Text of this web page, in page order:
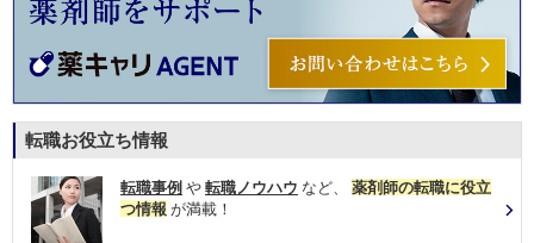
転職お役立ち情報
転職事例 や 転職ノウハウ など、 薬剤師の転職に役立
つ情報 が満載！